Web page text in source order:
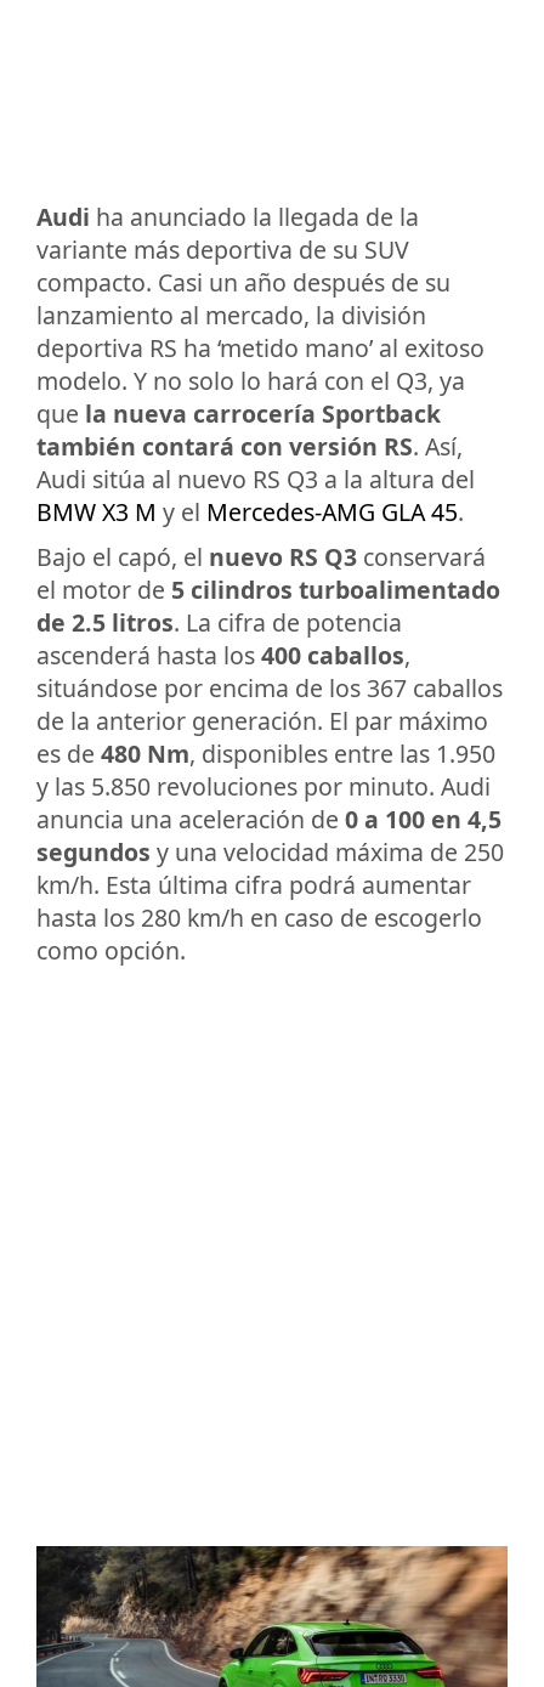
Audi ha anunciado la llegada de la
variante más deportiva de su SUV
compacto. Casi un año después de su
lanzamiento al mercado, la división
deportiva RS ha ‘metido mano’ al exitoso
modelo. Y no solo lo hará con el Q3, ya
que la nueva carrocería Sportback
también contará con versión RS. Así,
Audi sitúa al nuevo RS Q3 a la altura del
BMW X3 M y el Mercedes-AMG GLA 45.
Bajo el capó, el nuevo RS Q3 conservará
el motor de 5 cilindros turboalimentado
de 2.5 litros. La cifra de potencia
ascenderá hasta los400 caballos,
situándose por encima de los 367 caballos
de la anterior generación. El par máximo
es de 480 Nm, disponibles entre las 1.950
y las 5.850 revoluciones por minuto. Audi
anuncia una aceleración de 0 a 100 en 4,5
segundos y una velocidad máxima de 250
km/h. Esta última cifra podrá aumentar
hasta los 280 km/h en caso de escogerlo
como opción.